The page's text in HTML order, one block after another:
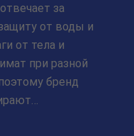
за
от воды и
от тела и
при разной
бренд